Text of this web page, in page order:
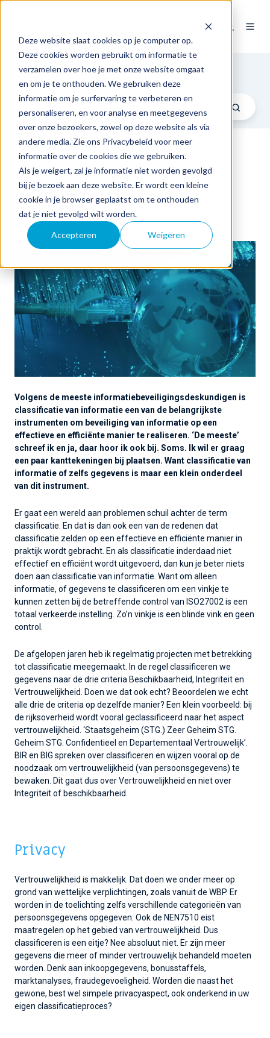
Deze website slaat cookies op je computer op.
Deze cookies worden gebruikt om informatie te
verzamelen over hoe je met onze website omgaat
en om je te onthouden. We gebruiken deze
informatie om je surfervaring te verbeteren en
personaliseren, en voor analyse en meetgegevens
over onze bezoekers, zowel op deze website als via
andere media. Zie ons Privacybeleid voor meer
informatie over de cookies die we gebruiken.
Als je weigert, zal je informatie niet worden gevolgd
bij je bezoek aan deze website. Er wordt een kleine
cookie in je browser geplaatst om te onthouden
dat je niet gevolgd wilt worden.
Accepteren Weigeren
Blog
Classificatie, effe snel
doen?
Strictop do 13 aug 2015
Volgens de meeste informatiebeveiligingsdeskundigen is
classificatie van informatie een van de belangrijkste
instrumenten om beveiliging van informatie op een
effectieve en efficiënte manier te realiseren. ‘De meeste’
schreef ik en ja, daar hoor ik ook bij. Soms. Ik wil er graag
een paar kanttekeningen bij plaatsen. Want classificatie van
informatie of zelfs gegevens is maar een klein onderdeel
van dit instrument.
Er gaat een wereld aan problemen schuil achter de term
classificatie. En dat is dan ook een van de redenen dat
classificatie zelden op een effectieve en efficiënte manier in
praktijk wordt gebracht. En als classificatie inderdaad niet
effectief en efficiënt wordt uitgevoerd, dan kun je beter niets
doen aan classificatie van informatie. Want om alleen
informatie, of gegevens te classificeren om een vinkje te
kunnen zetten bij de betreffende control van ISO27002 is een
totaal verkeerde instelling. Zo’n vinkje is een blinde vink en geen
control.
De afgelopen jaren heb ik regelmatig projecten met betrekking
tot classificatie meegemaakt. In de regel classificeren we
gegevens naar de drie criteria Beschikbaarheid, Integriteit en
Vertrouwelijkheid. Doen we dat ook echt? Beoordelen we echt
alle drie de criteria op dezelfde manier? Een klein voorbeeld: bij
de rijksoverheid wordt vooral geclassificeerd naar het aspect
vertrouwelijkheid. ‘Staatsgeheim (STG.) Zeer Geheim STG.
Geheim STG. Confidentieel en Departementaal Vertrouwelijk’.
BIR en BIG spreken over classificeren en wijzen vooral op de
noodzaak om vertrouwelijkheid (van persoonsgegevens) te
bewaken. Dit gaat dus over Vertrouwelijkheid en niet over
Integriteit of beschikbaarheid.
Privacy
Vertrouwelijkheid is makkelijk. Dat doen we onder meer op
grond van wettelijke verplichtingen, zoals vanuit de WBP. Er
worden in de toelichting zelfs verschillende categorieën van
persoonsgegevens opgegeven. Ook de NEN7510 eist
maatregelen op het gebied van vertrouwelijkheid. Dus
classificeren is een eitje? Nee absoluut niet. Er zijn meer
gegevens die meer of minder vertrouwelijk behandeld moeten
worden. Denk aan inkoopgegevens, bonusstaffels,
marktanalyses, fraudegevoeligheid. Worden die naast het
gewone, best wel simpele privacyaspect, ook onderkend in uw
eigen classificatieproces?